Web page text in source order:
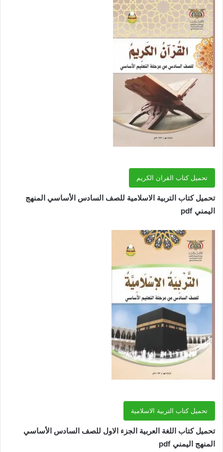
تحميل كتاب القران الكريم
تحميل كتاب التربية الاسلامية للصف السادس الأساسي المنهج
اليمني pdf
تحميل كتاب التربية الاسلامية
تحميل كتاب اللغة العربية الجزء الاول للصف السادس الأساسي
المنهج اليمني pdf